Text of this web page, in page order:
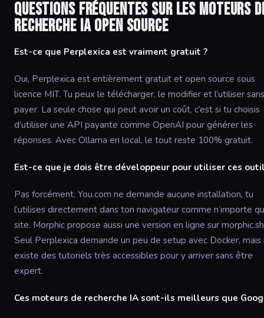
Questions fréquentes sur les moteurs
recherche IA open source
Est-ce que Perplexica est vraiment gratuit ?
Oui, Perplexica est entièrement gratuit et open source sous
licence MIT. Tu peux le télécharger, le modifier et l’utiliser sans
payer. La seule chose qui peut avoir un coût, c’est si tu choisis
d’utiliser une API payante comme OpenAI pour générer les
réponses. Avec Ollama en local, le tout reste 100% gratuit.
Est-ce que je dois être développeur pour utiliser ces
Pas forcément. You.com ne demande aucune installation, tu
l’utilises directement dans ton navigateur comme n’importe
site. Morphic propose aussi une version en ligne sur
Seul Perplexica demande un peu de setup avec Docker, mais
existe des tutoriels très accessibles pour y arriver sans être
expert.
Ces moteurs de recherche IA sont-ils meilleurs que